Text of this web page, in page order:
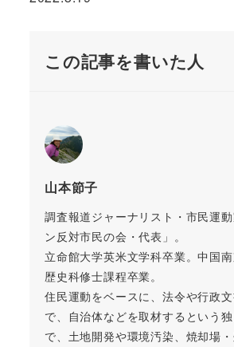
この記事を書いた人
山本節子
調査報道ジャーナリスト・市民運
ン反対市民の会・代表」。
立命館大学英米文学科卒業。中国
歴史科修士課程卒業。
住民運動をベースに、法令や行政
で、自治体などを取材するという
で、土地開発や環境汚染、焼却場